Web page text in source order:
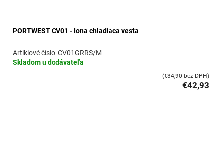
PORTWEST CV01 - Iona chladiaca vesta
Skladom u dodávateľa
CV01GRRS/M
€42,93
(€34,90 bez DPH)